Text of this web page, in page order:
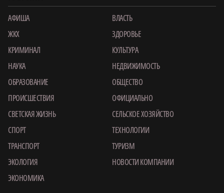
АФИША
ВЛАСТЬ
ЖКХ
ЗДОРОВЬЕ
КРИМИНАЛ
КУЛЬТУРА
НАУКА
НЕДВИЖИМОСТЬ
ОБРАЗОВАНИЕ
ОБЩЕСТВО
ПРОИСШЕСТВИЯ
ОФИЦИАЛЬНО
СВЕТСКАЯ ЖИЗНЬ
СЕЛЬСКОЕ ХОЗЯЙСТВО
СПОРТ
ТЕХНОЛОГИИ
ТРАНСПОРТ
ТУРИЗМ
ЭКОЛОГИЯ
НОВОСТИ КОМПАНИИ
ЭКОНОМИКА